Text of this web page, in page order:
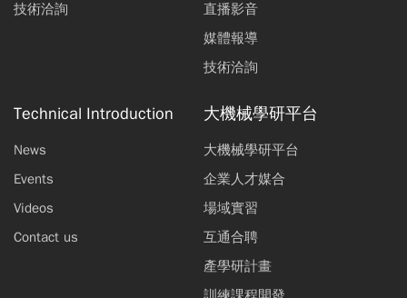
技術洽詢
直播影音
媒體報導
技術洽詢
Technical Introduction
News
Events
Videos
Contact us
大機械學研平台
大機械學研平台
企業人才媒合
場域實習
互通合聘
產學研計畫